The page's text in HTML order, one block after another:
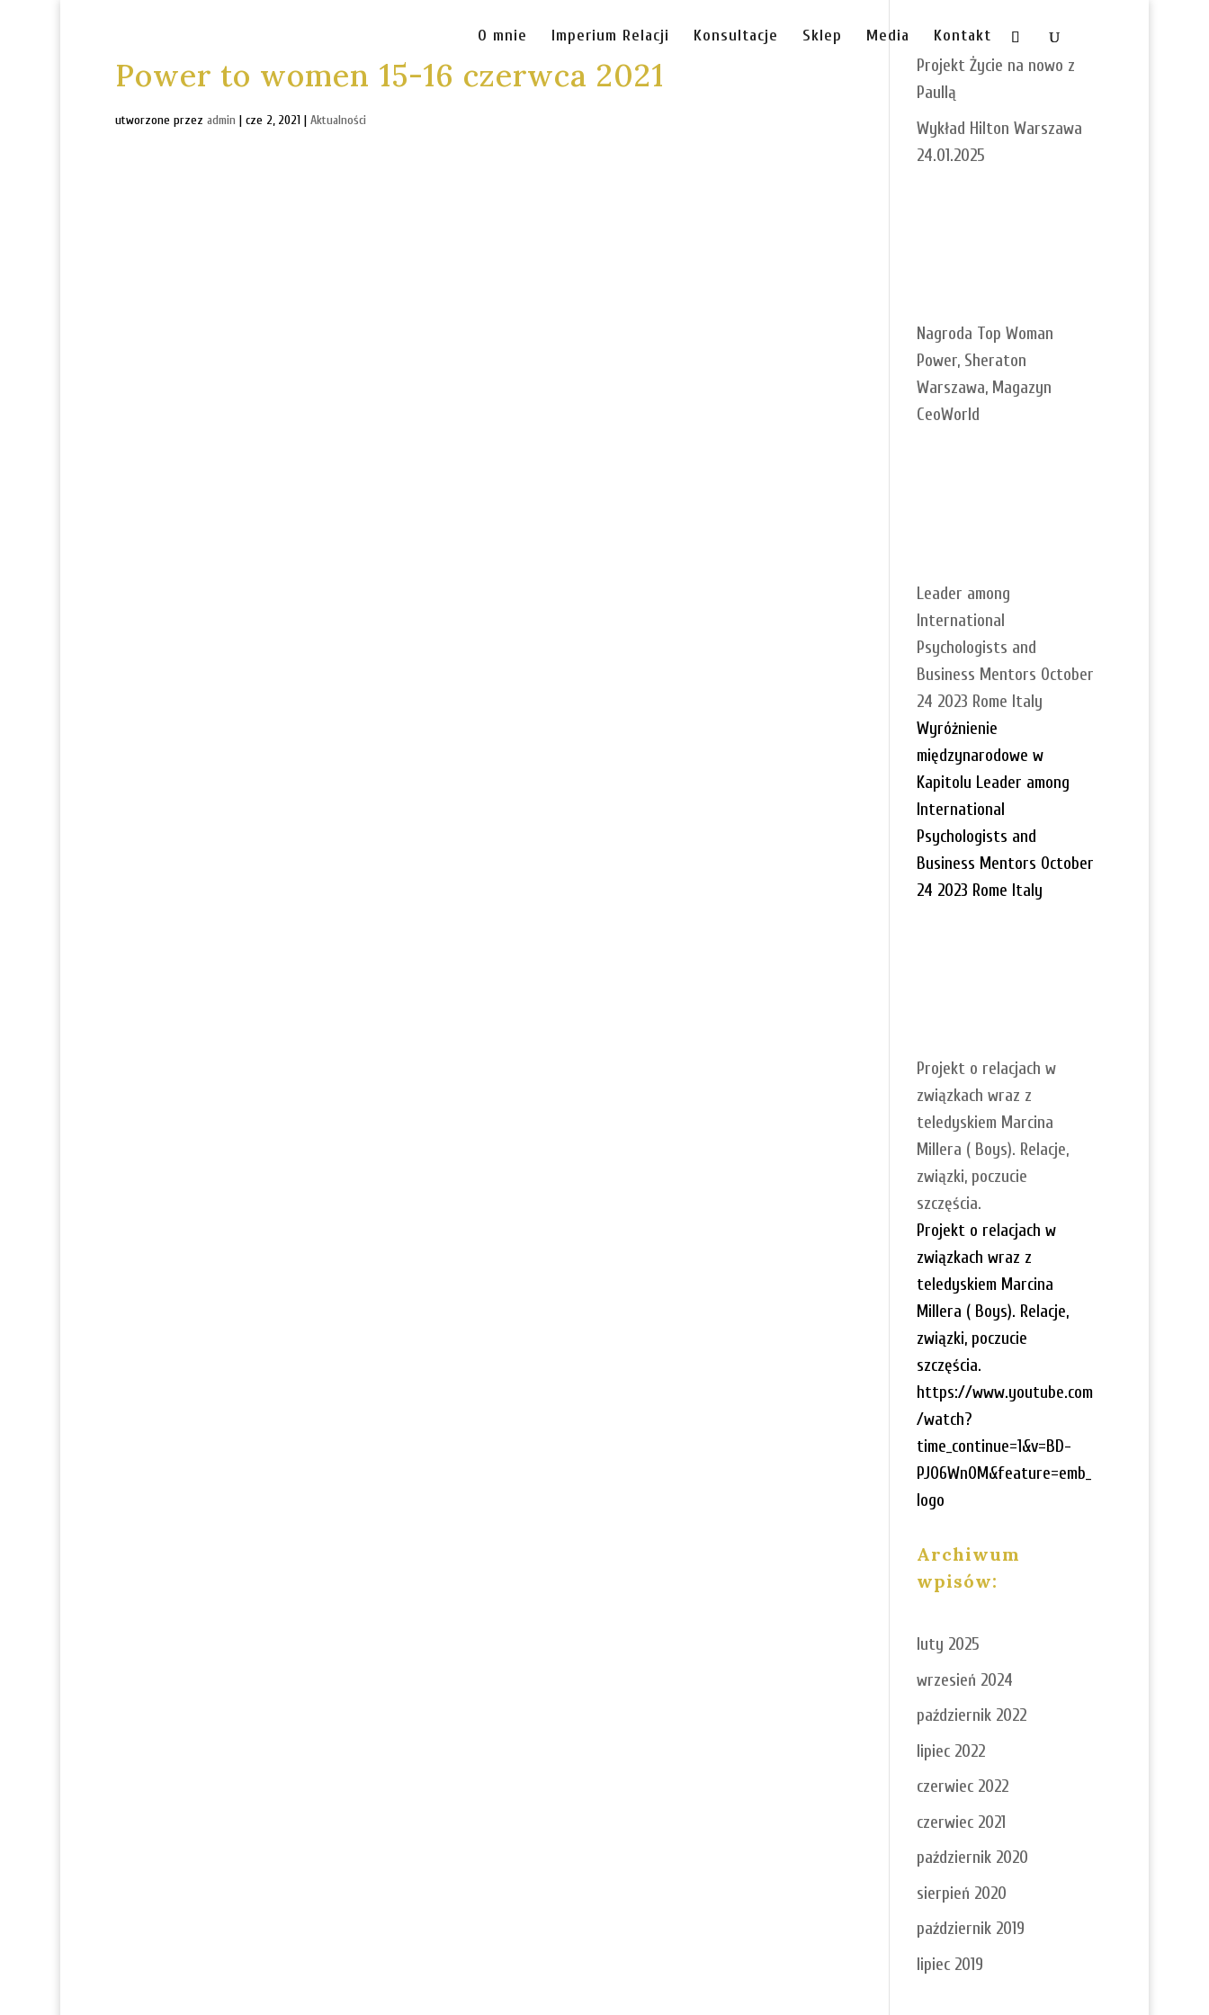
O mnie Imperium Relacji Konsultacje Sklep Media Kontakt
Power to women 15-16 czerwca 2021
utworzone przez admin | cze 2, 2021| Aktualności
Projekt Życie na nowo z
Paullą
Wykład Hilton Warszawa
24.01.2025
Nagroda Top Woman
Power, Sheraton
Warszawa, Magazyn
CeoWorld
Leader among
International
Psychologists and
Business Mentors October
24 2023 Rome Italy
Wyróżnienie
międzynarodowe w
Kapitolu Leader among
International
Psychologists and
Business Mentors October
24 2023 Rome Italy
Projekt o relacjach w
związkach wraz z
teledyskiem Marcina
Millera ( Boys). Relacje,
związki, poczucie
szczęścia.
Projekt o relacjach w
związkach wraz z
teledyskiem Marcina
Millera ( Boys). Relacje,
związki, poczucie
szczęścia.
https://www.youtube.com
/watch?
time_continue=1&v=BD-
PJ06Wn0M&feature=emb_
logo
Archiwum
wpisów:
luty 2025
wrzesień 2024
październik 2022
lipiec 2022
czerwiec 2022
czerwiec 2021
październik 2020
sierpień 2020
październik 2019
lipiec 2019